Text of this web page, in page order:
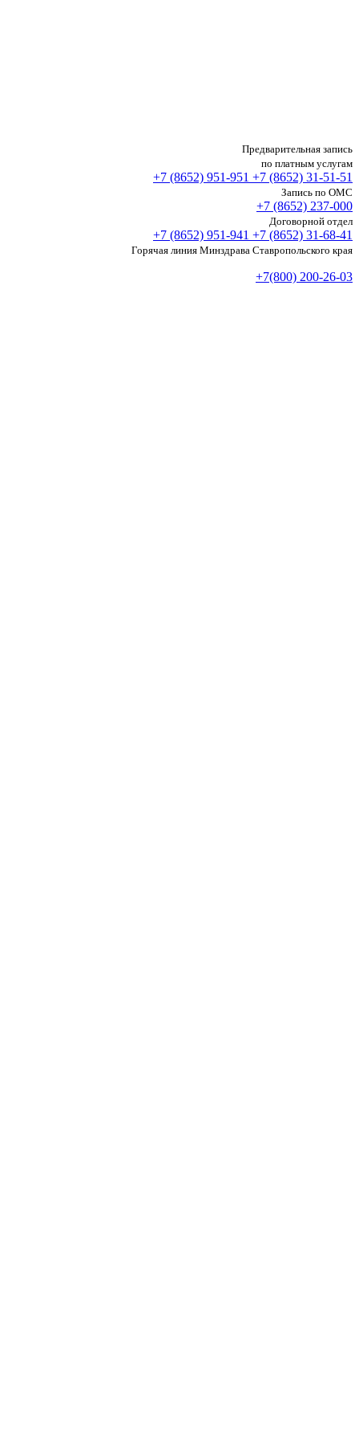
Предварительная запись
по платным услугам
+7 (8652) 951-951 +7 (8652) 31-51-51
Запись по ОМС
+7 (8652) 237-000
Договорной отдел
+7 (8652) 951-941 +7 (8652) 31-68-41
Горячая линия Минздрава Ставропольского края
+7(800) 200-26-03